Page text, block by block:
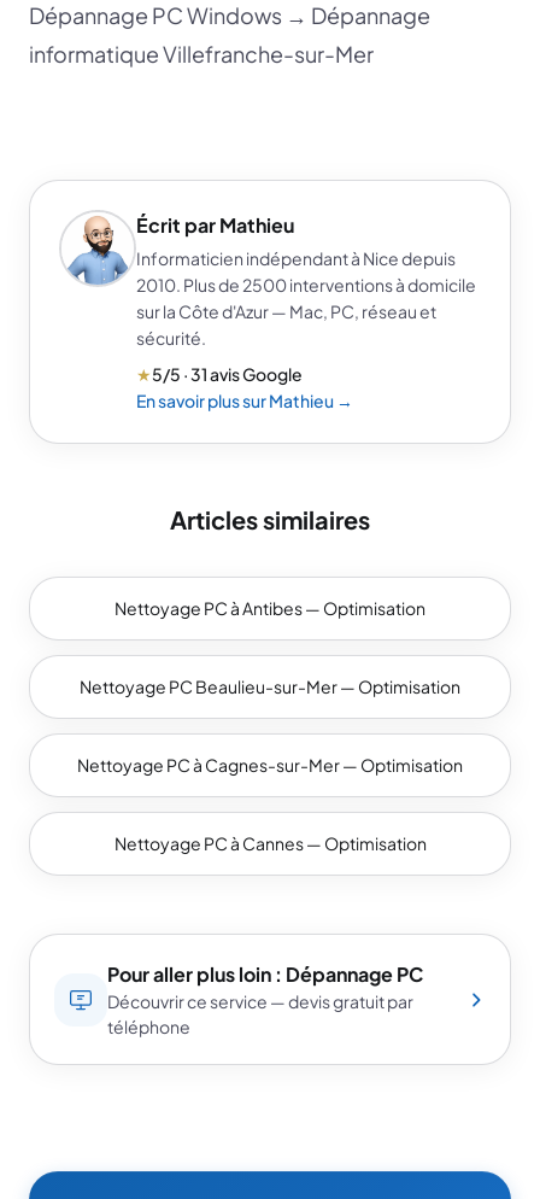
Dépannage PC Windows → Dépannage
informatique Villefranche-sur-Mer
Écrit par Mathieu
Informaticien indépendant à Nice depuis
2010. Plus de 2500 interventions à domicile
sur la Côte d'Azur — Mac, PC, réseau et
sécurité.
★5/5 · 31 avis Google
En savoir plus sur Mathieu →
Articles similaires
Nettoyage PC à Antibes — Optimisation
Nettoyage PC Beaulieu-sur-Mer — Optimisation
Nettoyage PC à Cagnes-sur-Mer — Optimisation
Nettoyage PC à Cannes — Optimisation
Pour aller plus loin : Dépannage PC
Découvrir ce service — devis gratuit par
téléphone